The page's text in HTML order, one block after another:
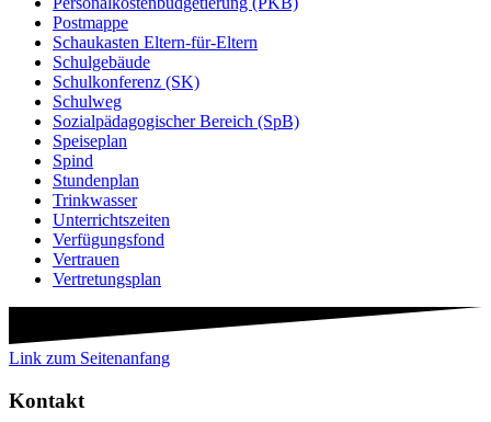
Postmappe
Schaukasten Eltern-für-Eltern
Schulgebäude
Schulkonferenz (SK)
Schulweg
Sozialpädagogischer Bereich (SpB)
Speiseplan
Spind
Stundenplan
Trinkwasser
Unterrichtszeiten
Verfügungsfond
Vertrauen
Vertretungsplan
Link zum Seitenanfang
Kontakt